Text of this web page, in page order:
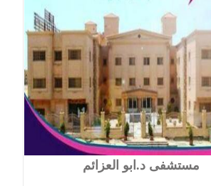
مستشفى د.ابو العزائم